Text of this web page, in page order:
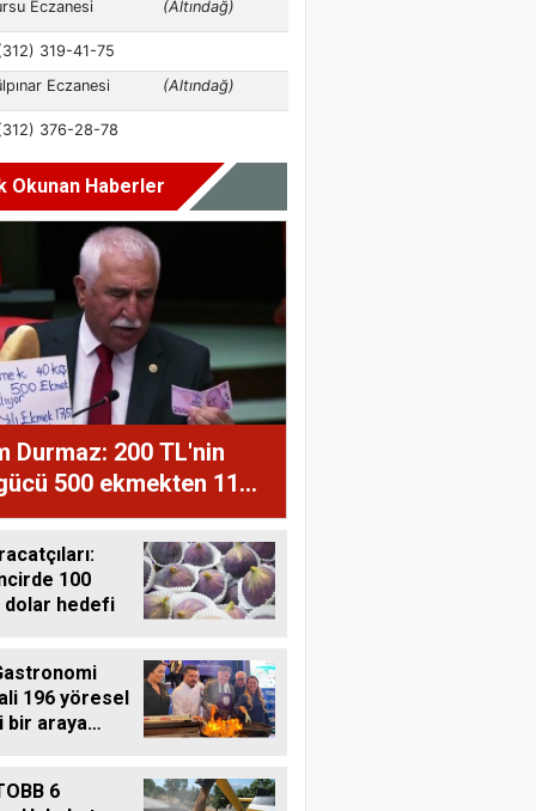
Okunan Haberler
Durmaz: 200 TL'nin
500 ekmekten 11
düştü
100
dolar hedefi
196 yöresel
bir araya
6